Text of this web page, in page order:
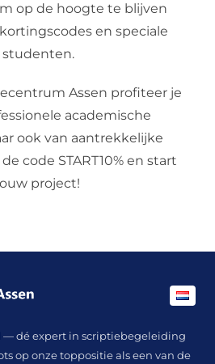
op de hoogte te blijven
en speciale
studenten.
Assen profiteer je
academische
ook van aantrekkelijke
code START10% en start
project!
— dé expert in scriptiebegeleiding
op onze toppositie als een van de